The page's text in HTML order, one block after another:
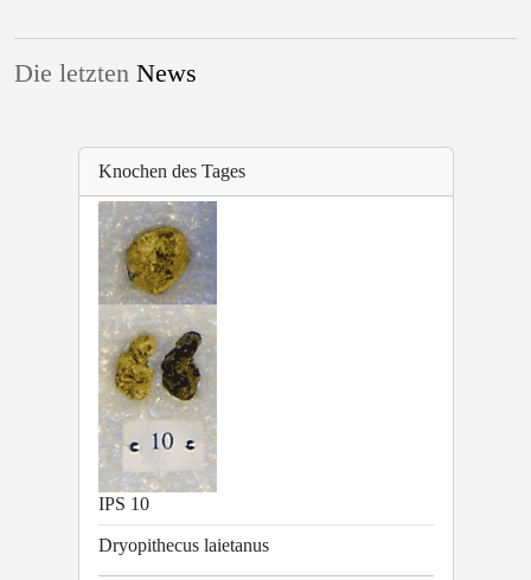
Die letzten News
Knochen des Tages
IPS 10
Dryopithecus laietanus